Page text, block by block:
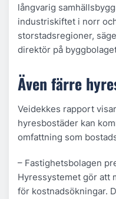
långvarig
industriskiftet i norr
storstadsregioner,
direktör på
Även färre
Veidekkes rapport
hyresbostäder kan
omfattning som
– Fastighetsbolagen
Hyressystemet gör att
för kostnadsökningar.